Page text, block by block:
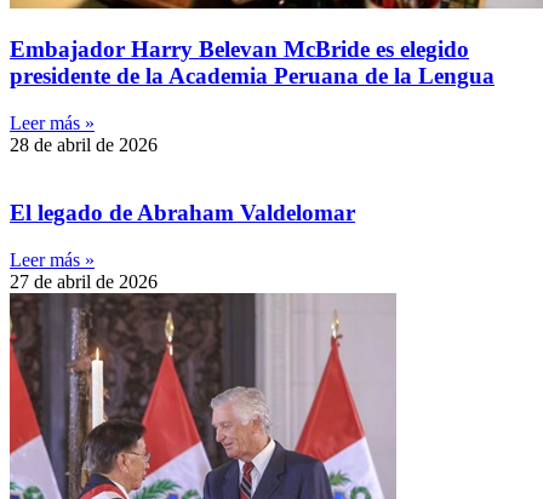
Embajador Harry Belevan McBride es elegido
presidente de la Academia Peruana de la Lengua
Leer más »
28 de abril de 2026
El legado de Abraham Valdelomar
Leer más »
27 de abril de 2026